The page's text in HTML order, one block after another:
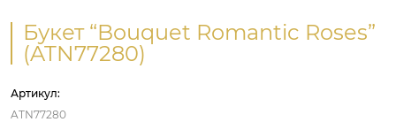
Букет “Bouquet Romantic Roses”
(ATN77280)
Артикул:
ATN77280